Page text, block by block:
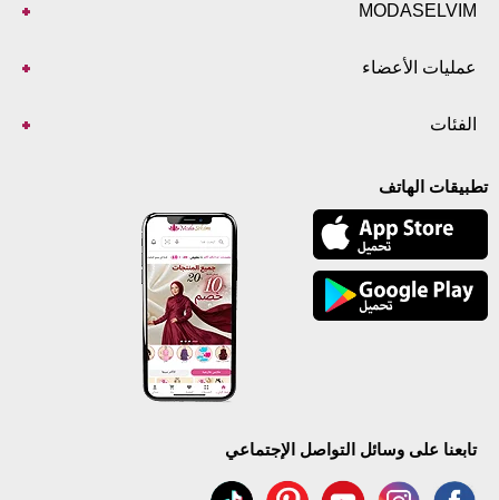
MODASELVIM
عمليات الأعضاء
الفئات
تطبيقات الهاتف
تابعنا على وسائل التواصل الإجتماعي